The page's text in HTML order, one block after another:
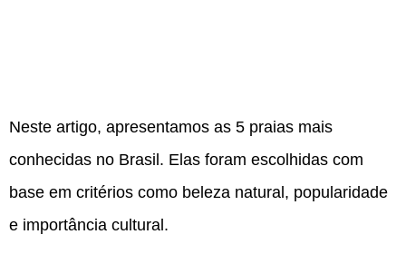
Neste artigo, apresentamos as 5 praias mais
conhecidas no Brasil. Elas foram escolhidas com
base em critérios como beleza natural, popularidade
e importância cultural.